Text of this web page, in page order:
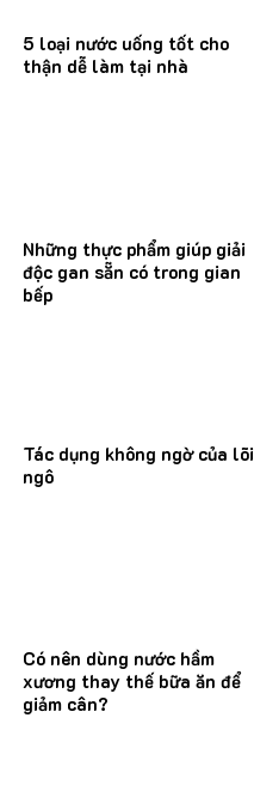
5 loại nước uống tốt cho
thận dễ làm tại nhà
Những thực phẩm giúp giải
độc gan sẵn có trong gian
bếp
Tác dụng không ngờ của lõi
ngô
Có nên dùng nước hầm
xương thay thế bữa ăn để
giảm cân?